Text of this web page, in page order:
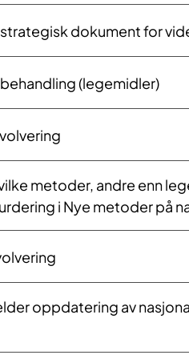
dokument for
(legemidler)
metoder, andre enn
i Nye metoder på
oppdatering av